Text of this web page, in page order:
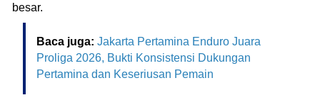
besar.
Baca juga: Jakarta Pertamina Enduro Juara
Proliga 2026, Bukti Konsistensi Dukungan
Pertamina dan Keseriusan Pemain